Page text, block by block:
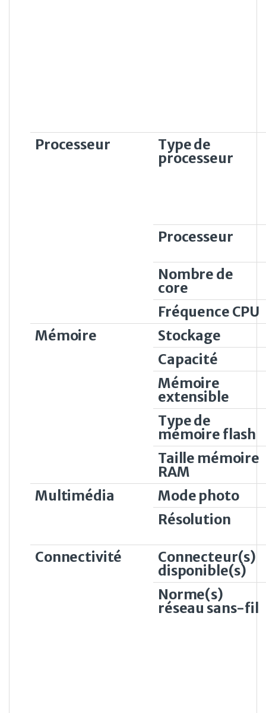
Processeur Type de
processeur
Processeur
Nombre de
core
Fréquence CPU
Mémoire
Stockage
Capacité
Mémoire
extensible
Type de
mémoire flash
Taille mémoire
RAM
Multimédia
Mode photo
Résolution
Connectivité Connecteur(s)
disponible(s)
Norme(s)
réseau sans-fil